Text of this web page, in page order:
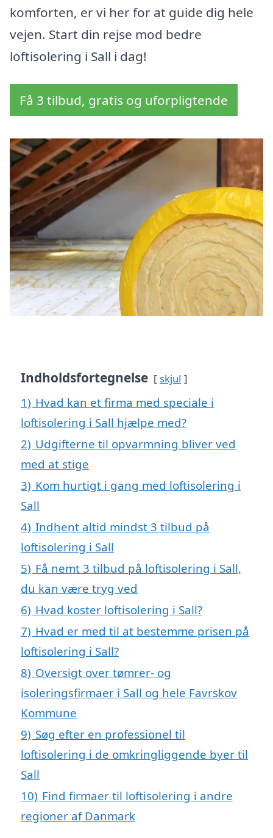
komforten, er vi her for at guide dig hele
vejen. Start din rejse mod bedre
loftisolering i Sall i dag!
Få 3 tilbud, gratis og uforpligtende
Indholdsfortegnelse skjul
1) Hvad kan et firma med speciale i
loftisolering i Sall hjælpe med?
2) Udgifterne til opvarmning bliver ved
med at stige
3) Kom hurtigt i gang med loftisolering i
Sall
4) Indhent altid mindst 3 tilbud på
loftisolering i Sall
5) Få nemt 3 tilbud på loftisolering i Sall,
du kan være tryg ved
6) Hvad koster loftisolering i Sall?
7) Hvad er med til at bestemme prisen på
loftisolering i Sall?
8) Oversigt over tømrer- og
isoleringsfirmaer i Sall og hele Favrskov
Kommune
9) Søg efter en professionel til
loftisolering i de omkringliggende byer til
Sall
10) Find firmaer til loftisolering i andre
regioner af Danmark